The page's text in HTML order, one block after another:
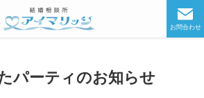
お問合わせ
パーティのお知らせ